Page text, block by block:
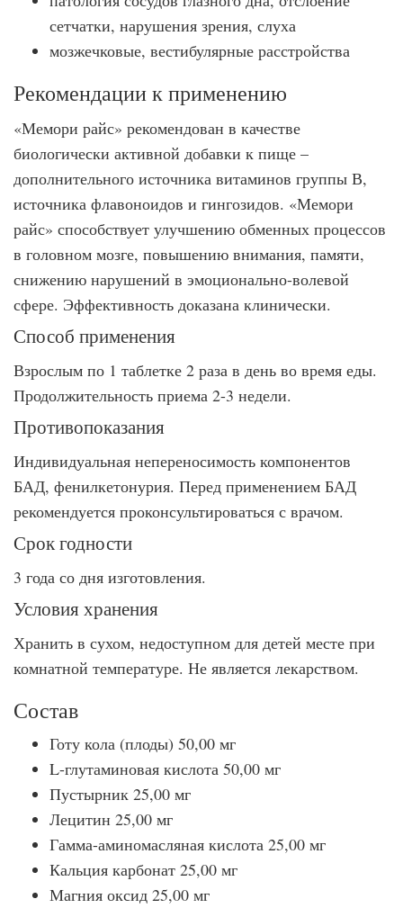
сетчатки, нарушения зрения, слуха
мозжечковые, вестибулярные расстройства
Рекомендации к применению
«Мемори райс» рекомендован в качестве
биологически активной добавки к пище –
дополнительного источника витаминов группы В,
источника флавоноидов и гингозидов. «Мемори
райс» способствует улучшению обменных процессов
в головном мозге, повышению внимания, памяти,
снижению нарушений в эмоционально-волевой
сфере. Эффективность доказана клинически.
Способ применения
Взрослым по 1 таблетке 2 раза в день во время еды.
Продолжительность приема 2-3 недели.
Противопоказания
Индивидуальная непереносимость компонентов
БАД, фенилкетонурия. Перед применением БАД
рекомендуется проконсультироваться с врачом.
Срок годности
3 года со дня изготовления.
Условия хранения
Хранить в сухом, недоступном для детей месте при
комнатной температуре. Не является лекарством.
Состав
Готу кола (плоды) 50,00 мг
L-глутаминовая кислота 50,00 мг
Пустырник 25,00 мг
Лецитин 25,00 мг
Гамма-аминомасляная кислота 25,00 мг
Кальция карбонат 25,00 мг
Магния оксид 25,00 мг